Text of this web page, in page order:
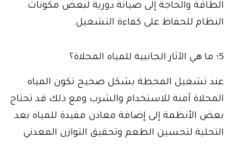
الطاقة والحاجة إلى صيانة دورية لبعض مكونات
النظام للحفاظ على كفاءة التشغيل.
5؛ ما هي الآثار الجانبية للمياه المحلاة؟
عند تشغيل المحطة بشكل صحيح تكون المياه
المحلاة آمنة للاستخدام والشرب ومع ذلك قد تحتاج
بعض الأنظمة إلى إضافة معادن مفيدة للمياه بعد
التحلية لتحسين الطعم وتحقيق التوازن المعدني